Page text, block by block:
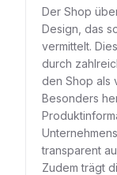
Der Shop
Design, das
vermittelt.
durch
den Shop als
Besonders
transparent
Zudem trägt